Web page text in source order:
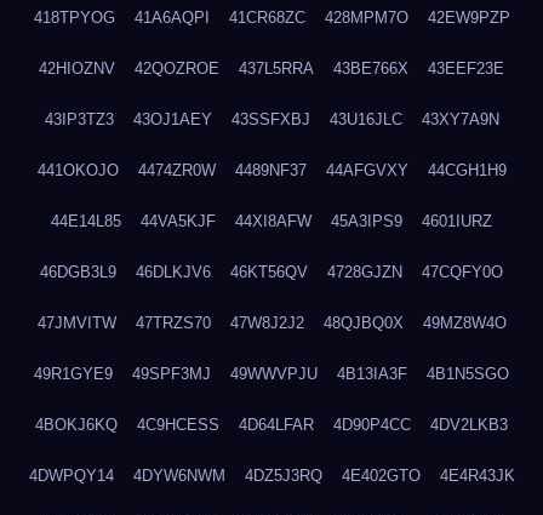
418TPYOG 41A6AQPI 41CR68ZC 428MPM7O 42EW9PZP
42HIOZNV 42QOZROE 437L5RRA 43BE766X 43EEF23E
43IP3TZ3 43OJ1AEY 43SSFXBJ 43U16JLC 43XY7A9N
441OKOJO 4474ZR0W 4489NF37 44AFGVXY 44CGH1H9
44E14L85 44VA5KJF 44XI8AFW 45A3IPS9 4601IURZ
46DGB3L9 46DLKJV6 46KT56QV 4728GJZN 47CQFY0O
47JMVITW 47TRZS70 47W8J2J2 48QJBQ0X 49MZ8W4O
49R1GYE9 49SPF3MJ 49WWVPJU 4B13IA3F 4B1N5SGO
4BOKJ6KQ 4C9HCESS 4D64LFAR 4D90P4CC 4DV2LKB3
4DWPQY14 4DYW6NWM 4DZ5J3RQ 4E402GTO 4E4R43JK